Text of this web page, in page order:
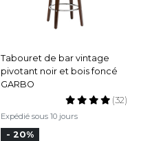
Tabouret de bar vintage
pivotant noir et bois foncé
GARBO
Expédié sous 10 jours
(32)
- 20%